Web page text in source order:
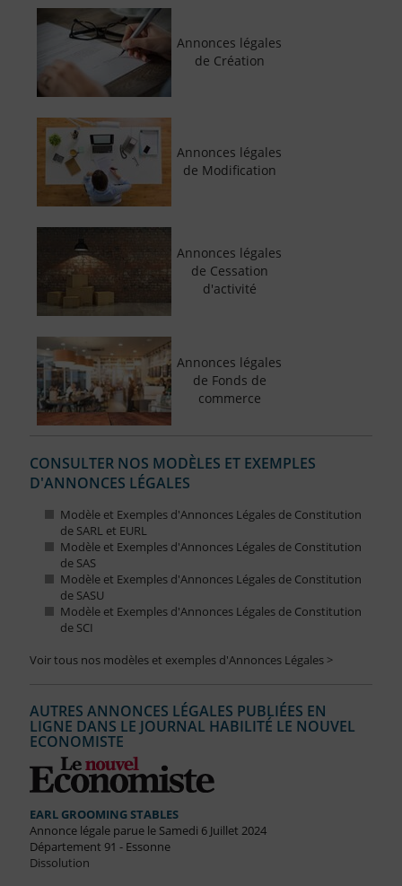
Annonces légales
de Création
Annonces légales
de Modification
Annonces légales
de Cessation
d'activité
Annonces légales
de Fonds de
commerce
CONSULTER NOS MODÈLES ET EXEMPLES
D'ANNONCES LÉGALES
Modèle et Exemples d'Annonces Légales de Constitution
de SARL et EURL
Modèle et Exemples d'Annonces Légales de Constitution
de SAS
Modèle et Exemples d'Annonces Légales de Constitution
de SASU
Modèle et Exemples d'Annonces Légales de Constitution
de SCI
Voir tous nos modèles et exemples d'Annonces Légales >
AUTRES ANNONCES LÉGALES PUBLIÉES EN
LIGNE DANS LE JOURNAL HABILITÉ LE NOUVEL
ECONOMISTE
EARL GROOMING STABLES
Annonce légale parue le Samedi 6 Juillet 2024
Département 91 - Essonne
Dissolution